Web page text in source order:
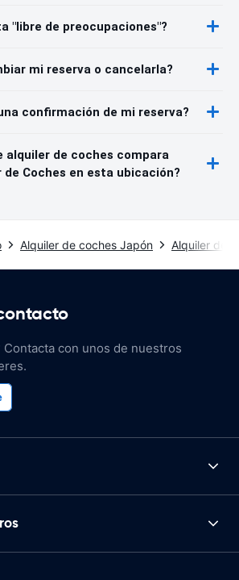
"libre de preocupaciones"?
mi reserva o cancelarla?
confirmación de mi reserva?
alquiler de coches compara
de Coches en esta ubicación?
Alquiler de coches Japón Alquiler de
Contacta con unos de nuestros